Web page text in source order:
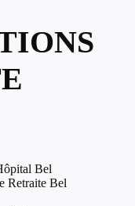
Bel
Retraite Bel